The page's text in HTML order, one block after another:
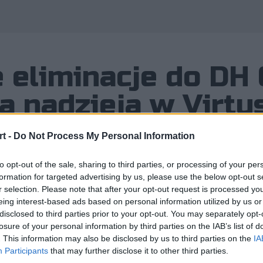
- Do Not Process My Personal Information
opt-out of the sale, sharing to third parties, or processing of your
for targeted advertising by us, please use the below opt-out
selection. Please note that after your opt-out request is processed
interest-based ads based on personal information utilized by us
to third parties prior to your opt-out. You may separately
of your personal information by third parties on the IAB’s list of
This information may also be disclosed by us to third parties on the
Participants that may further disclose it to other third parties.
do DH
nadzieja w
eliminacje" pokonał
etapu zamkniętego.
pokonał drużyny z Polski, nie pozwalając im